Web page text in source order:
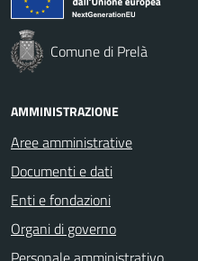
Comune di Prelà
AMMINISTRAZIONE
Aree amministrative
Documenti e dati
Enti e fondazioni
Organi di governo